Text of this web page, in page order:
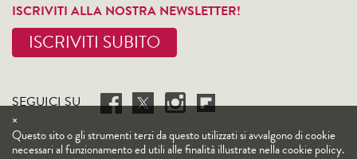
ISCRIVITI ALLA NOSTRA NEWSLETTER!
ISCRIVITI SUBITO
SEGUICI SU
×
Questo sito o gli strumenti terzi da questo utilizzati si avvalgono di cookie
necessari al funzionamento ed utili alle finalità illustrate nella cookie policy.